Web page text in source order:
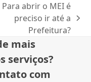
Para abrir o MEI é
preciso ir até a
Prefeitura?
mais
serviços?
com